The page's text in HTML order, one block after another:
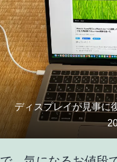
ディスプレイが見事に